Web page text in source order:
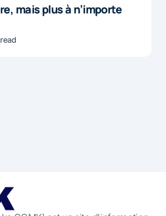
mais plus à n’importe